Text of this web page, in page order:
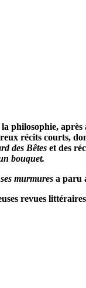
philosophie,
récits courts,
des Bêtes et des
bouquet.
murmures a paru
revues